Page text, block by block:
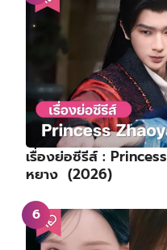
เรื่องย่อซีรีส์ :
หยาง (2026)